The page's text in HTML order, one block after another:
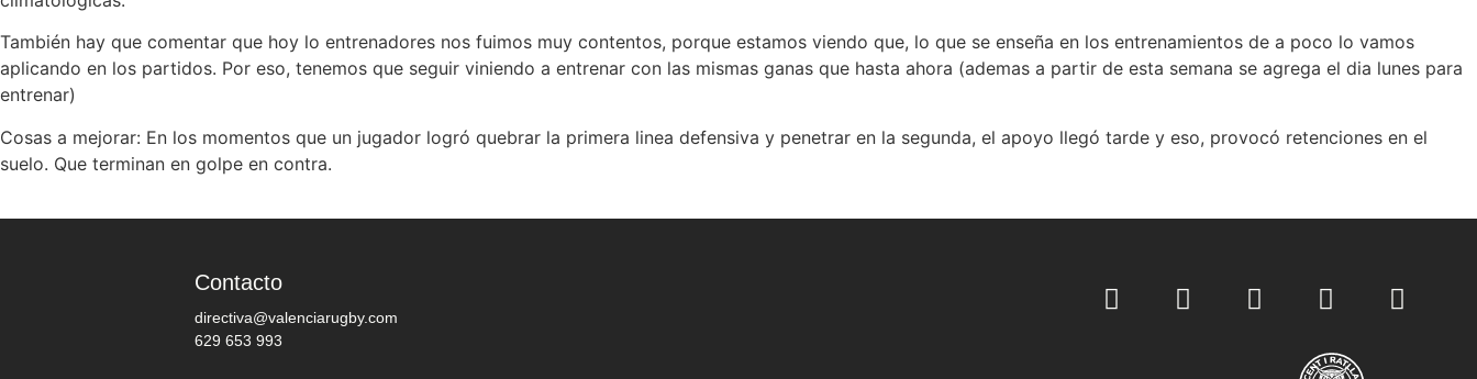
También hay que comentar que hoy lo entrenadores nos fuimos muy contentos, porque estamos viendo que, lo que se enseña en los entrenamientos de a poco lo vamos
aplicando en los partidos. Por eso, tenemos que seguir viniendo a entrenar con las mismas ganas que hasta ahora (ademas a partir de esta semana se agrega el dia lunes para
entrenar)
Cosas a mejorar: En los momentos que un jugador logró quebrar la primera linea defensiva y penetrar en la segunda, el apoyo llegó tarde y eso, provocó retenciones en el
suelo. Que terminan en golpe en contra.
Contacto
directiva@valenciarugby.com
629 653 993